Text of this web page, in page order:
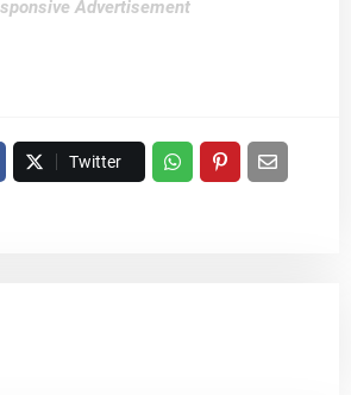
Advertisement
Twitter